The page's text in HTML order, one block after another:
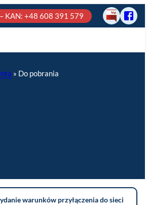
KAN: +48 608 391 579
BIP
Pole
» Do pobrania
warunków przyłączenia do sieci